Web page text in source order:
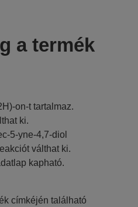
a termék
on-t tartalmaz.
ki.
5-yne-4,7-diol
válthat ki.
kapható.
címkéjén található